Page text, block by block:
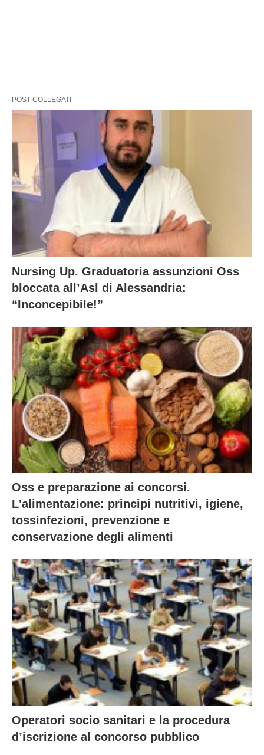
POST COLLEGATI
Nursing Up. Graduatoria assunzioni Oss
bloccata all’Asl di Alessandria:
“Inconcepibile!”
Oss e preparazione ai concorsi.
L’alimentazione: principi nutritivi, igiene,
tossinfezioni, prevenzione e
conservazione degli alimenti
Operatori socio sanitari e la procedura
d’iscrizione al concorso pubblico